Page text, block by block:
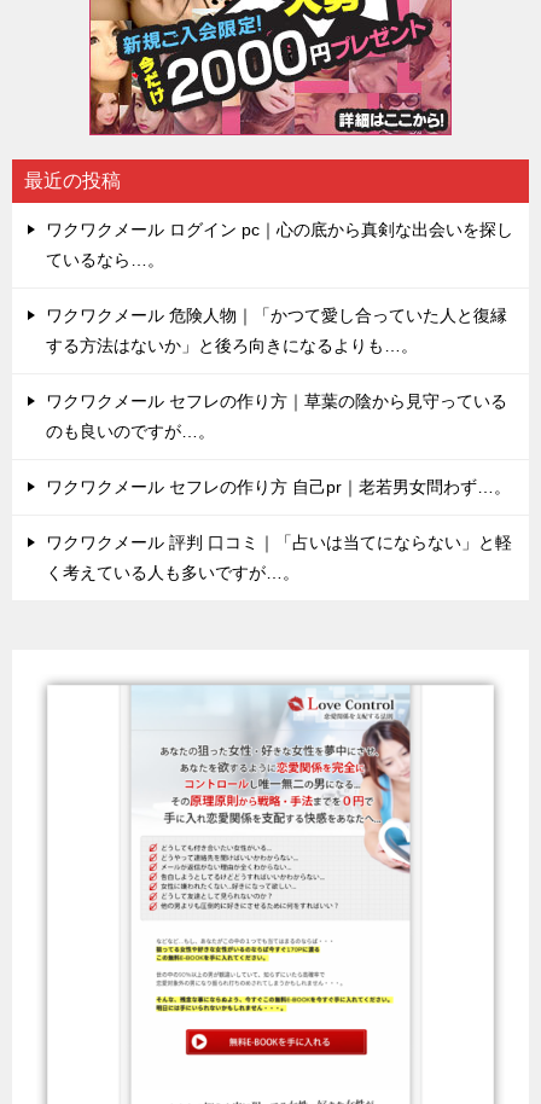
最近の投稿
ワクワクメール ログイン pc｜心の底から真剣な出会いを探し
ているなら…。
ワクワクメール 危険人物｜「かつて愛し合っていた人と復縁
する方法はないか」と後ろ向きになるよりも…。
ワクワクメール セフレの作り方｜草葉の陰から見守っている
のも良いのですが…。
ワクワクメール セフレの作り方 自己pr｜老若男女問わず…。
ワクワクメール 評判 口コミ｜「占いは当てにならない」と軽
く考えている人も多いですが…。